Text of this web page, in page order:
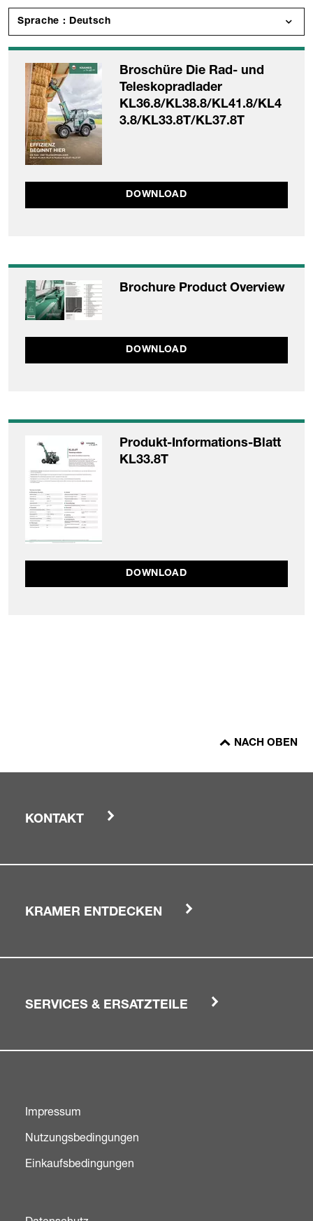
Sprache : Deutsch
Broschüre Die Rad- und
Teleskopradlader
KL36.8/KL38.8/KL41.8/KL4
3.8/KL33.8T/KL37.8T
DOWNLOAD
Brochure Product Overview
DOWNLOAD
Produkt-Informations-Blatt
KL33.8T
DOWNLOAD
NACH OBEN
KONTAKT
KRAMER ENTDECKEN
SERVICES & ERSATZTEILE
Impressum
Nutzungsbedingungen
Einkaufsbedingungen